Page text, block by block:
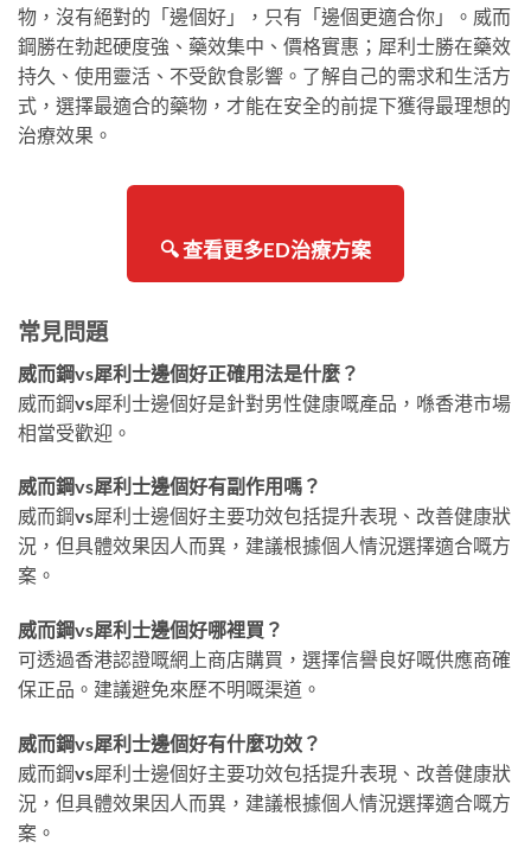
物，沒有絕對的「邊個好」，只有「邊個更適合你」。威而
鋼勝在勃起硬度強、藥效集中、價格實惠；犀利士勝在藥效
持久、使用靈活、不受飲食影響。了解自己的需求和生活方
式，選擇最適合的藥物，才能在安全的前提下獲得最理想的
治療效果。
🔍 查看更多ED治療方案
常見問題
威而鋼vs犀利士邊個好正確用法是什麼？
威而鋼vs犀利士邊個好是針對男性健康嘅產品，喺香港市場
相當受歡迎。
威而鋼vs犀利士邊個好有副作用嗎？
威而鋼vs犀利士邊個好主要功效包括提升表現、改善健康狀
況，但具體效果因人而異，建議根據個人情況選擇適合嘅方
案。
威而鋼vs犀利士邊個好哪裡買？
可透過香港認證嘅網上商店購買，選擇信譽良好嘅供應商確
保正品。建議避免來歷不明嘅渠道。
威而鋼vs犀利士邊個好有什麼功效？
威而鋼vs犀利士邊個好主要功效包括提升表現、改善健康狀
況，但具體效果因人而異，建議根據個人情況選擇適合嘅方
案。